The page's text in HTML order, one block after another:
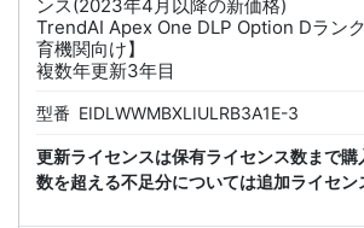
ンス(2023年4月以降の新価格)
TrendAI Apex One DLP Option Dラン
育機関向け】
複数年更新3年目
型番 EIDLWWMBXLIULRB3A1E-3
更新ライセンスは保有ライセンス数まで
数を超える不足分については追加ライセン